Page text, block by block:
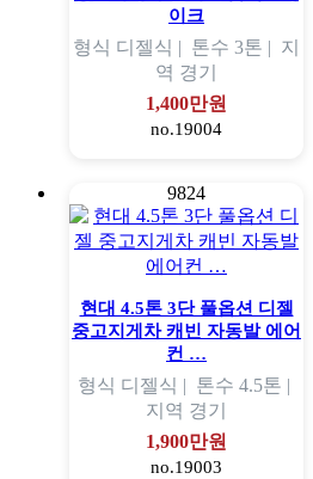
이크
형식 디젤식 | 톤수 3톤 | 지
역 경기
1,400만원
no.19004
9824
현대 4.5톤 3단 풀옵션 디젤
중고지게차 캐빈 자동발 에어
컨 …
형식 디젤식 | 톤수 4.5톤 |
지역 경기
1,900만원
no.19003